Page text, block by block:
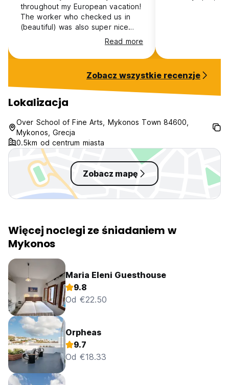
throughout my European vacation!
The worker who checked us in
(beautiful) was also super nice
and helpful for first timers in
Mykonos! We met the property
owner as well, and she was very
Read more
Zobacz wszystkie recenzje
Lokalizacja
Over School of Fine Arts, Mykonos Town 84600,
Mykonos, Grecja
0.5km od centrum miasta
Zobacz mapę
Więcej noclegi ze śniadaniem w
Mykonos
Maria Eleni Guesthouse
9.8
Od €22.50
Orpheas
9.7
Od €18.33